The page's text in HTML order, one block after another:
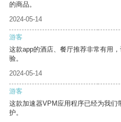
的商品。
2024-05-14
游客
这款app的酒店、餐厅推荐非常有用
验。
2024-05-14
游客
这款加速器VPM应用程序已经为我们
护。